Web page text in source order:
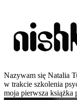
Nazywam się Natalia
w trakcie szkolenia
moja pierwsza